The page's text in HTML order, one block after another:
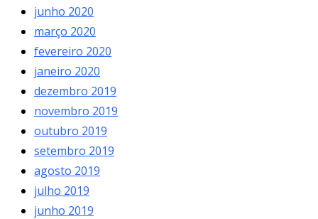
junho 2020
março 2020
fevereiro 2020
janeiro 2020
dezembro 2019
novembro 2019
outubro 2019
setembro 2019
agosto 2019
julho 2019
junho 2019